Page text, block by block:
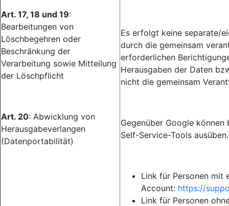
Art. 17, 18 und 19:
Bearbeitungen von
Löschbegehren oder
Beschränkung der
Verarbeitung sowie Mitteilung
der Löschpflicht
Art. 20: Abwicklung von
Herausgabeverlangen
(Datenportabilität)
Es erfolgt keine separate/
durch die gemeinsam
erforderlichen
Herausgaben der Daten
nicht die gemeinsam
Gegenüber Google
Self-Service-Tools ausüben.
Link für Personen mit
Account: https://
Link für Personen